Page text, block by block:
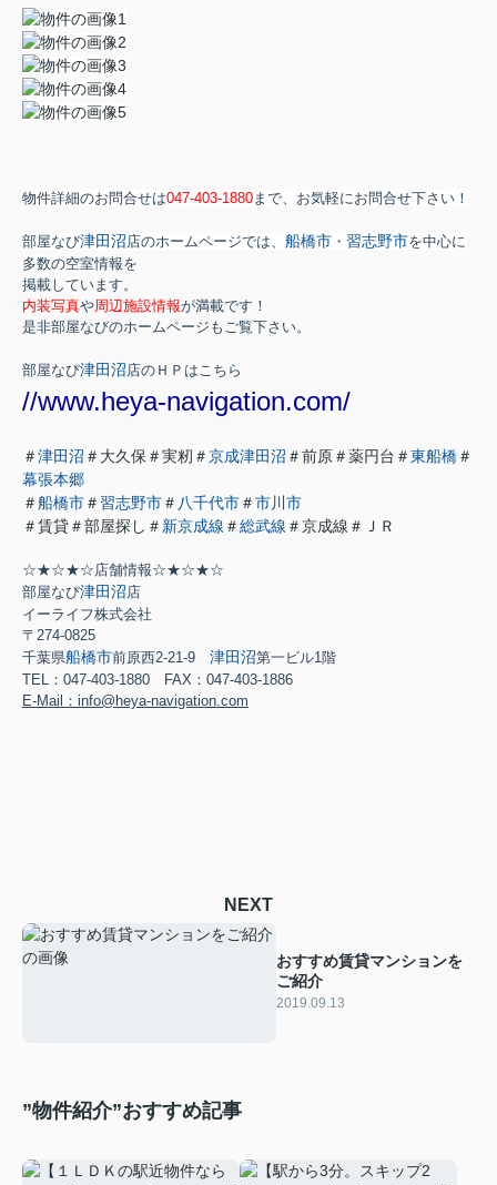
物件詳細のお問合せは047-403-1880まで、お気軽にお問合せ下さい！
部屋なび津田沼店のホームページでは、 船橋市 ・ 習志野市を中心に
多数の空室情報を
掲載しています。
内装写真や周辺施設情報が満載です！
是非部屋なびのホームページもご覧下さい。
部屋なび津田沼店のＨＰはこちら
//www.heya-navigation.com/
＃津田沼 ＃大久保＃実籾＃京成津田沼 ＃前原＃薬円台＃東船橋＃
幕張本郷
＃船橋市＃習志野市＃ 八千代市＃市川市
＃賃貸＃部屋探し＃ 新京成線 ＃総武線 ＃京成線＃ＪＲ
☆★☆★☆店舗情報☆★☆★☆
部屋なび津田沼店
イーライフ株式会社
〒274-0825
千葉県船橋市前原西2-21-9 津田沼第一ビル1階
TEL：047-403-1880 FAX：047-403-1886
E-Mail：info@heya-navigation.com
NEXT
おすすめ賃貸マンションを
ご紹介
2019.09.13
”物件紹介”おすすめ記事